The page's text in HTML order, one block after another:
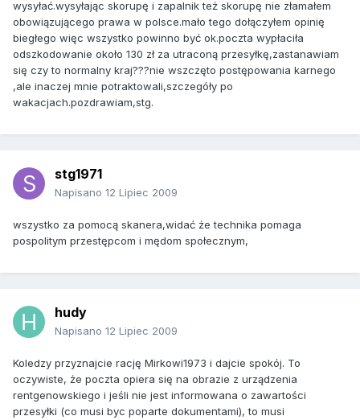
wysyłać.wysyłając skorupę i zapalnik też skorupę nie złamałem
obowiązującego prawa w polsce.mało tego dołączyłem opinię
biegłego więc wszystko powinno być ok.poczta wypłaciła
odszkodowanie około 130 zł za utraconą przesyłkę,zastanawiam
się czy to normalny kraj???nie wszczęto postępowania karnego
,ale inaczej mnie potraktowali,szczegóły po
wakacjach.pozdrawiam,stg.
stg1971
Napisano 12 Lipiec 2009
wszystko za pomocą skanera,widać że technika pomaga
pospolitym przestępcom i mędom społecznym,
hudy
Napisano 12 Lipiec 2009
Koledzy przyznajcie rację Mirkowi1973 i dajcie spokój. To
oczywiste, że poczta opiera się na obrazie z urządzenia
rentgenowskiego i jeśli nie jest informowana o zawartości
przesyłki (co musi byc poparte dokumentami), to musi